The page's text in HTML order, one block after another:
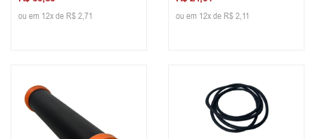
ou em 12x de R$ 2,71 ou em 12x de R$ 2,11